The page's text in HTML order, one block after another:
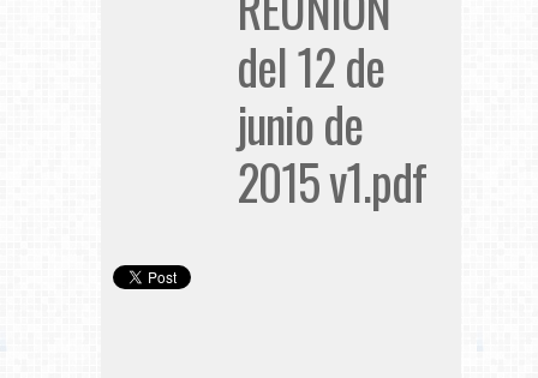
del 12 de
junio de
2015 v1.pdf